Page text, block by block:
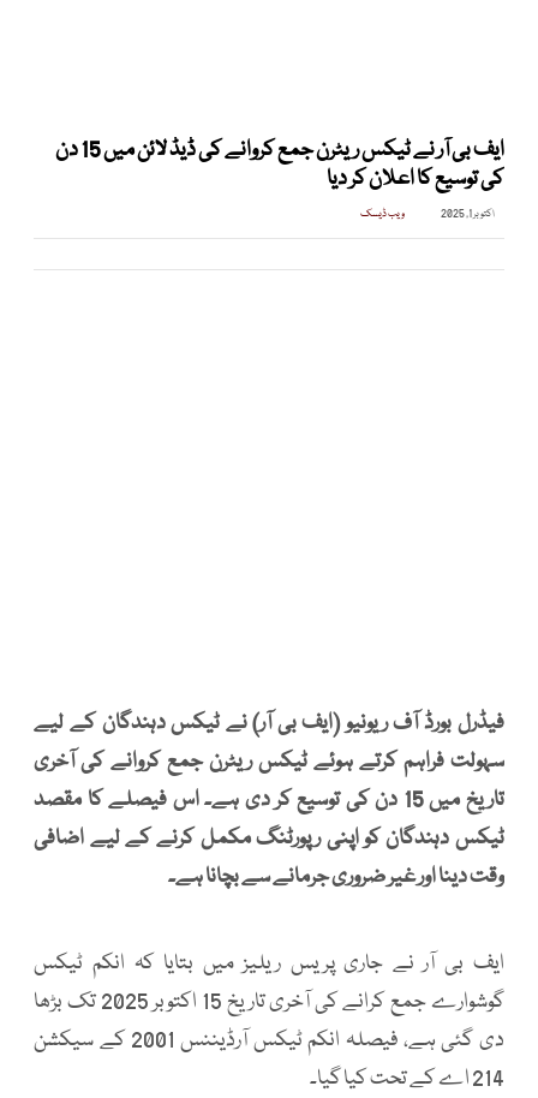
ایف بی آر نے ٹیکس ریٹرن جمع کروانے کی ڈیڈ لائن میں 15 دن
کی توسیع کا اعلان کر دیا
اکتوبر 1, 2025 ویب ڈیسک
فیڈرل بورڈ آف ریونیو (ایف بی آر) نے ٹیکس دہندگان کے لیے
سہولت فراہم کرتے ہوئے ٹیکس ریٹرن جمع کروانے کی آخری
تاریخ میں 15 دن کی توسیع کر دی ہے۔ اس فیصلے کا مقصد
ٹیکس دہندگان کو اپنی رپورٹنگ مکمل کرنے کے لیے اضافی
وقت دینا اور غیر ضروری جرمانے سے بچانا ہے۔
ایف بی آر نے جاری پریس ریلیز میں بتایا کہ انکم ٹیکس
گوشوارے جمع کرانے کی آخری تاریخ 15 اکتوبر 2025 تک بڑھا
دی گئی ہے، فیصلہ انکم ٹیکس آرڈیننس 2001 کے سیکشن
214 اے کے تحت کیا گیا۔